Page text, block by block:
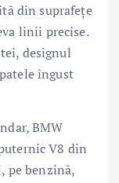
din suprafeţe
linii precise.
designul
îngust
BMW
V8 din
pe benzină,